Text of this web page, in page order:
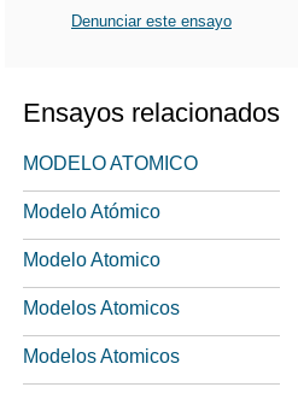
Denunciar este ensayo
Ensayos relacionados
MODELO ATOMICO
Modelo Atómico
Modelo Atomico
Modelos Atomicos
Modelos Atomicos